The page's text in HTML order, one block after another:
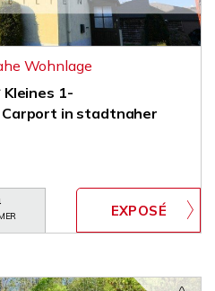
Wohnlage
Kleines 1-
Carport in stadtnaher